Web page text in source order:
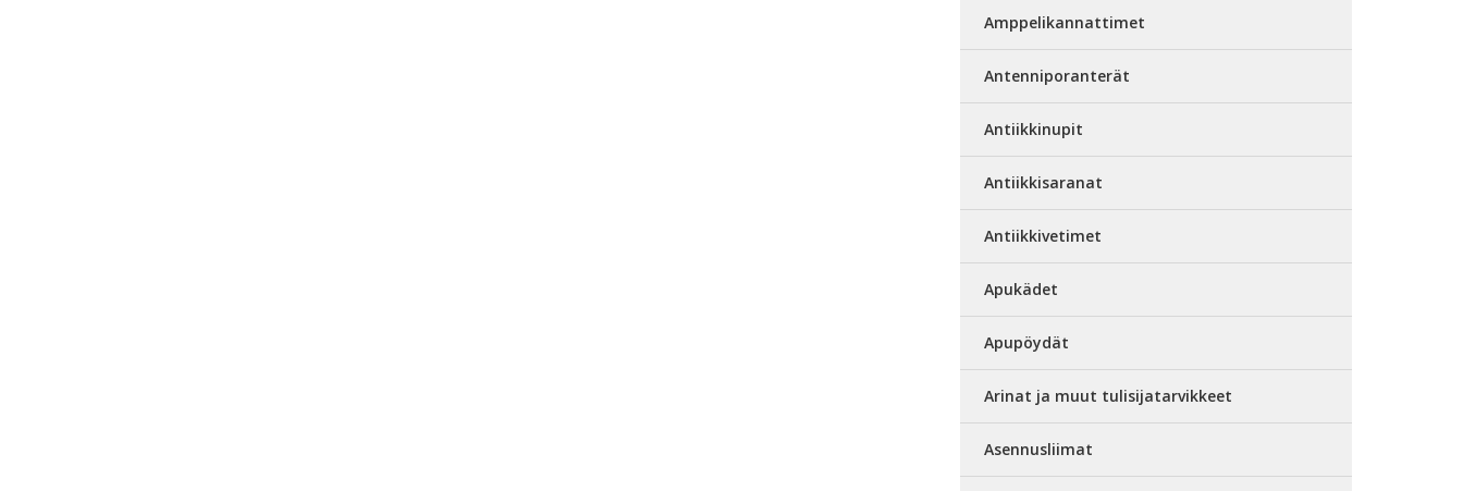
Amppelikannattimet
Antenniporanterät
Antiikkinupit
Antiikkisaranat
Antiikkivetimet
Apukädet
Apupöydät
Arinat ja muut tulisijatarvikkeet
Asennusliimat